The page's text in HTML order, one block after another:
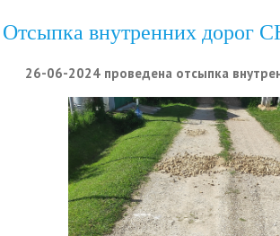
Отсыпка внутренних дорог
26-06-2024 проведена отсыпка